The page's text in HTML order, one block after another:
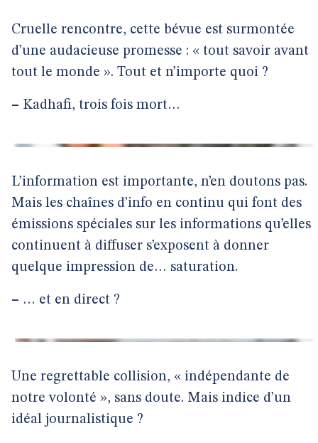
Cruelle rencontre, cette bévue est surmontée
d’une audacieuse promesse : « tout savoir avant
tout le monde ». Tout et n’importe quoi ?
– Kadhafi, trois fois mort…
L’information est importante, n’en doutons pas.
Mais les chaînes d’info en continu qui font des
émissions spéciales sur les informations qu’elles
continuent à diffuser s’exposent à donner
quelque impression de… saturation.
– … et en direct ?
Une regrettable collision, « indépendante de
notre volonté », sans doute. Mais indice d’un
idéal journalistique ?